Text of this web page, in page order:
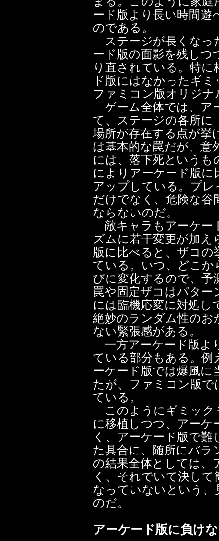
ード版より長い時間
のである。
ステージが長くなっ
ード版の面影を残しつ
り直されている。特
ド版にはなかったギ
ファミコン版オリジ
ゲーム全体では、ア
て、ステージの各所に
場所が存在する点が挙
は基本的な罠だが、意
には、落下死という
によりアーケード版
アップしている。プ
だけでなく、危険な
ならないのだ。
敵キャラもアーケー
ズムに若干変更が加
版に比べると、ザコ
ている。いつ、どこ
びに変化するので、
罠や固定ザコはパタ
には臨機応変に対処
絶妙のランダム性のお
ない緊張感がある。
一方アーケード版よ
ている部分もある。例
ーケード版では爆風
たが、ファミコン版
ている。
このようにギミック
に移植しつつ、アーケ
く、アーケード版で
た具合に、随所にバラ
の結果全体としては、
く、それでいて決し
なっていないという、
のだ。
アーケード版に負け